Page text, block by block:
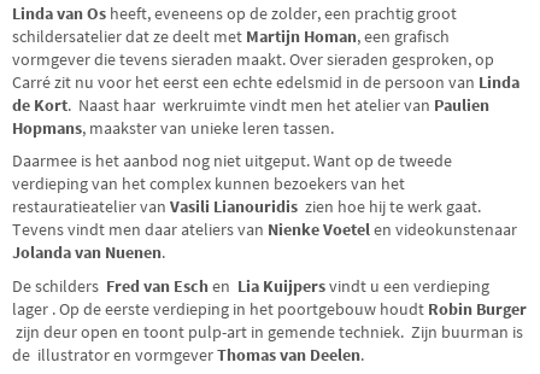
Linda van Os heeft, eveneens op de zolder, een prachtig groot
schildersatelier dat ze deelt met Martijn Homan, een grafisch
vormgever die tevens sieraden maakt. Over sieraden gesproken, op
Carré zit nu voor het eerst een echte edelsmid in de persoon van Linda
de Kort. Naast haar werkruimte vindt men het atelier van Paulien
Hopmans, maakster van unieke leren tassen.
Daarmee is het aanbod nog niet uitgeput. Want op de tweede
verdieping van het complex kunnen bezoekers van het
restauratieatelier van Vasili Lianouridis zien hoe hij te werk gaat.
Tevens vindt men daar ateliers van Nienke Voetelen videokunstenaar
Jolanda van Nuenen.
De schilders Fred van Eschen Lia Kuijpersvindt u een verdieping
lager . Op de eerste verdieping in het poortgebouw houdt Robin Burger
zijn deur open en toont pulp-art in gemende techniek. Zijn buurman is
de illustrator en vormgeverThomas van Deelen.